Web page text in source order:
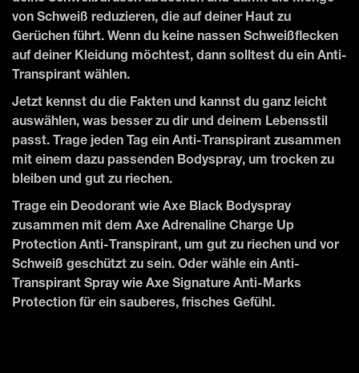
von Schweiß reduzieren, die auf deiner Haut zu
Gerüchen führt. Wenn du keine nassen Schweißflecken
auf deiner Kleidung möchtest, dann solltest du ein Anti-
Transpirant wählen.
Jetzt kennst du die Fakten und kannst du ganz leicht
auswählen, was besser zu dir und deinem Lebensstil
passt. Trage jeden Tag ein Anti-Transpirant zusammen
mit einem dazu passenden Bodyspray, um trocken zu
bleiben und gut zu riechen.
Trage ein Deodorant wie Axe Black Bodyspray
zusammen mit dem Axe Adrenaline Charge Up
Protection Anti-Transpirant, um gut zu riechen und vor
Schweiß geschützt zu sein. Oder wähle ein Anti-
Transpirant Spray wie Axe Signature Anti-Marks
Protection für ein sauberes, frisches Gefühl.